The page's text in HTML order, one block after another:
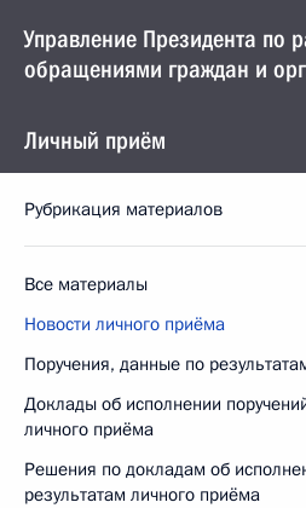
Управление Президента по
обращениями граждан и
Личный приём
Рубрикация материалов
Все материалы
Новости личного приёма
Поручения, данные по
Доклады об исполнении
личного приёма
Решения по докладам об
результатам личного приёма